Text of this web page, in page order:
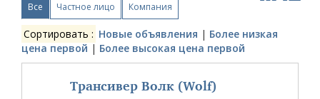
Все Частное лицо Компания
Сортировать : Новые объявления | Более низкая
цена первой | Более высокая цена первой
Трансивер Волк (Wolf)